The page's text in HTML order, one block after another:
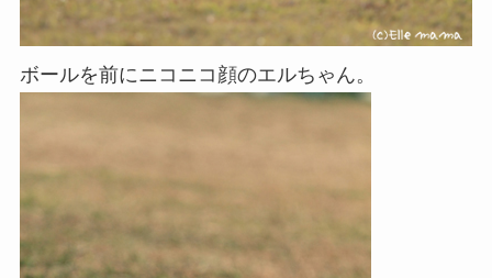
ボールを前にニコニコ顔のエルちゃん。